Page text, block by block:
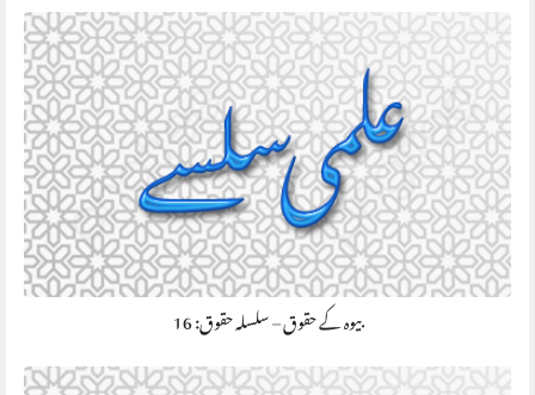
بیوہ کے حقوق – سلسلہ حقوق: 16